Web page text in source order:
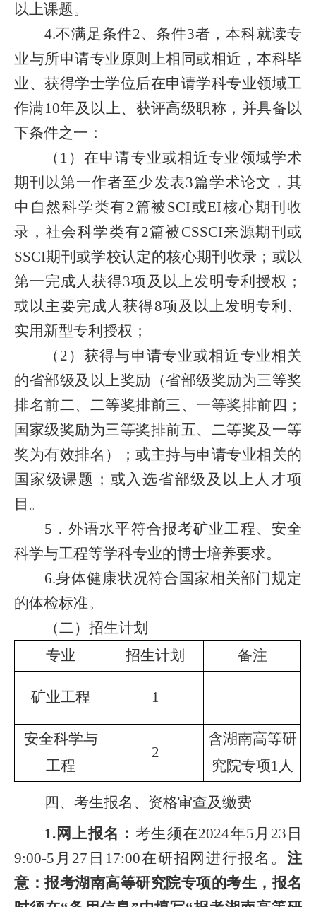
以上课题。
4.不满足条件2、条件3者，本科就读专
业与所申请专业原则上相同或相近，本科毕
业、获得学士学位后在申请学科专业领域工
作满10年及以上、获评高级职称，并具备以
下条件之一：
（1）在申请专业或相近专业领域学术
期刊以第一作者至少发表3篇学术论文，其
中自然科学类有2篇被SCI或EI核心期刊收
录，社会科学类有2篇被CSSCI来源期刊或
SSCI期刊或学校认定的核心期刊收录；或以
第一完成人获得3项及以上发明专利授权；
或以主要完成人获得8项及以上发明专利、
实用新型专利授权；
（2）获得与申请专业或相近专业相关
的省部级及以上奖励（省部级奖励为三等奖
排名前二、二等奖排前三、一等奖排前四；
国家级奖励为三等奖排前五、二等奖及一等
奖为有效排名）；或主持与申请专业相关的
国家级课题；或入选省部级及以上人才项
目。
5．外语水平符合报考矿业工程、安全
科学与工程等学科专业的博士培养要求。
6.身体健康状况符合国家相关部门规定
的体检标准。
（二）招生计划
专业
招生计划 备注
矿业工程 1
安全科学与
工程
2
含湖南高等研
究院专项1人
四、 考生报名、资格审查及缴费
1.网上报名： 考生须在2024年5 月 23 日
9:00-5 月 27 日 17:00在研招网进行报名。注
意：报考湖南高等研究院专项的考生，报名